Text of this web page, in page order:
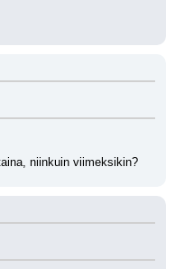
niinkuin viimeksikin?